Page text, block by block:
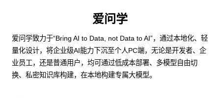
爱问学
爱问学致力于“Bring AI to Data, not Data to AI”，通过本地化、轻
量化设计，将企业级AI能力下沉至个人PC端，无论是开发者、企
业员工，还是普通用户，均可通过低成本部署、多模型自由切
换、私密知识库构建，在本地构建专属大模型。